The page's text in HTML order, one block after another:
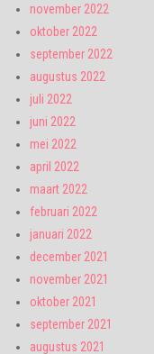
november 2022
oktober 2022
september 2022
augustus 2022
juli 2022
juni 2022
mei 2022
april 2022
maart 2022
februari 2022
januari 2022
december 2021
november 2021
oktober 2021
september 2021
augustus 2021